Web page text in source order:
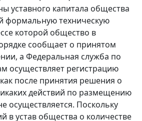
уставного капитала общества
формальную техническую
которой общество в
сообщает о принятом
а Федеральная служба по
осуществляет регистрацию
после принятия решения о
действий по размещению
осуществляется. Поскольку
в устав общества о количестве